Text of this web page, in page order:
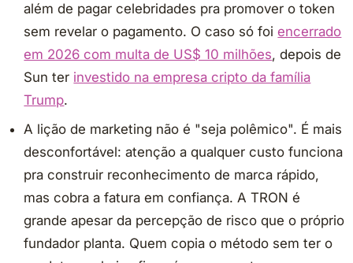
além de pagar celebridades pra promover o token
sem revelar o pagamento. O caso só foiencerrado
em 2026 com multa de US$ 10 milhões, depois de
Sun ter investido na empresa cripto da família
Trump.
A lição de marketing não é "seja polêmico". É mais
desconfortável: atenção a qualquer custo funciona
pra construir reconhecimento de marca rápido,
mas cobra a fatura em confiança. A TRON é
grande apesar da percepção de risco que o próprio
fundador planta. Quem copia o método sem ter o